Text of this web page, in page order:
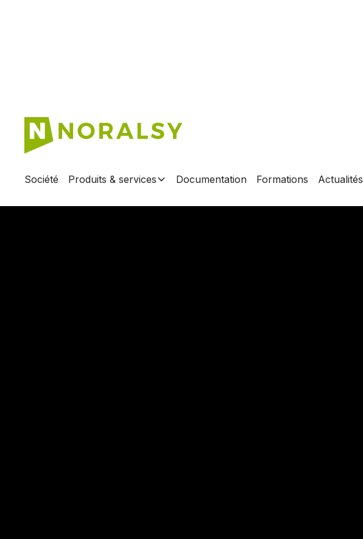
Société Produits & services Documentation Formations Actualités